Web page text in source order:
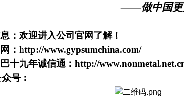
——做中国更
：欢迎进入公司官网了解！
： http://www.gypsumchina.com/
十九年诚信通： http://
号：